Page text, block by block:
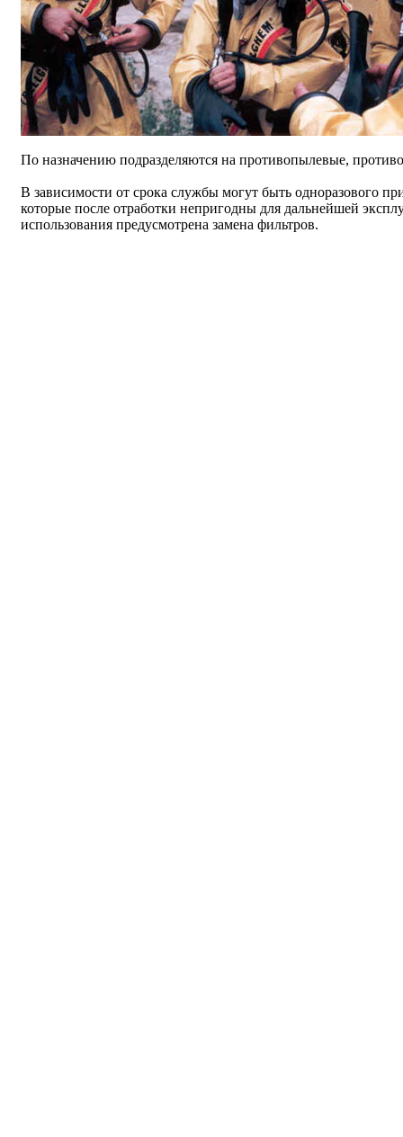
По назначению подразделяются на противопылевые,
В зависимости от срока службы могут быть одноразового
которые после отработки непригодны для дальнейшей
использования предусмотрена замена фильтров.